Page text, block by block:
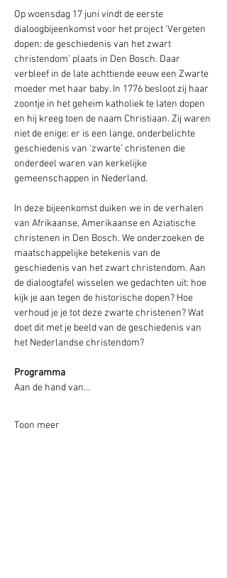
Op woensdag 17 juni vindt de eerste
dialoogbijeenkomst voor het project ‘Vergeten
dopen: de geschiedenis van het zwart
christendom’ plaats in Den Bosch. Daar
verbleef in de late achttiende eeuw een Zwarte
moeder met haar baby. In 1776 besloot zij haar
zoontje in het geheim katholiek te laten dopen
en hij kreeg toen de naam Christiaan. Zij waren
niet de enige: er is een lange, onderbelichte
geschiedenis van ‘zwarte’ christenen die
onderdeel waren van kerkelijke
gemeenschappen in Nederland.
In deze bijeenkomst duiken we in de verhalen
van Afrikaanse, Amerikaanse en Aziatische
christenen in Den Bosch. We onderzoeken de
maatschappelijke betekenis van de
geschiedenis van het zwart christendom. Aan
de dialoogtafel wisselen we gedachten uit: hoe
kijk je aan tegen de historische dopen? Hoe
verhoud je je tot deze zwarte christenen? Wat
doet dit met je beeld van de geschiedenis van
het Nederlandse christendom?
Programma
Aan de hand van…
Toon meer